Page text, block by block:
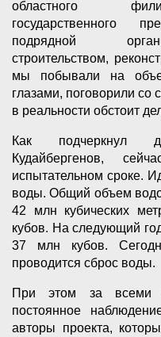
областного
государственного
подрядной
строительством,
мы побывали на
глазами, поговорили со
в реальности обстоит
Как подчеркнул
Кудайбергенов,
испытательном сроке.
воды. Общий объем
42 млн кубических
кубов. На следующий
37 млн кубов.
проводится сброс воды.
При этом за всеми
постоянное
авторы проекта,